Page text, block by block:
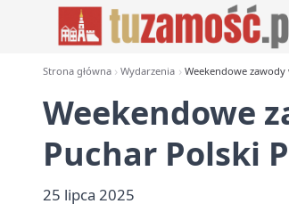
Strona główna Wydarzenia Weekendowe zawody
Weekendowe
Puchar Polski
25 lipca 2025